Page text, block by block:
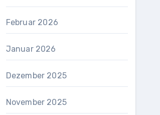
Februar 2026
Januar 2026
Dezember 2025
November 2025